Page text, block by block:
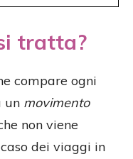
tratta?
compare ogni
un movimento
non viene
dei viaggi in